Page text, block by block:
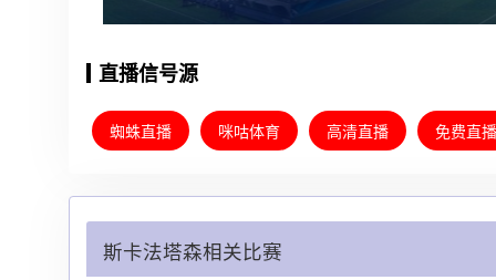
直播信号源
蜘蛛直播 咪咕体育 高清直播 免费直播
斯卡法塔森相关比赛